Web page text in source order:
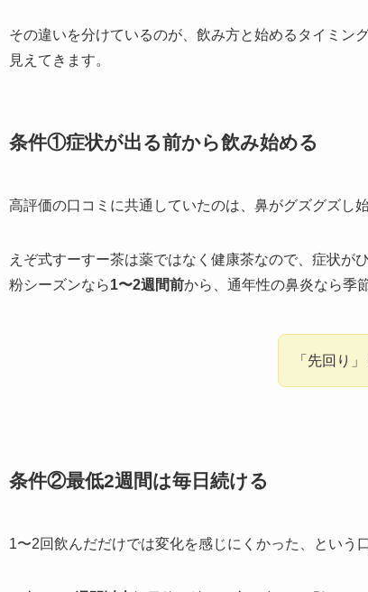
その違いを分けているのが、飲み方と始めるタイミン
見えてきます。
条件①症状が出る前から飲み始める
高評価の口コミに共通していたのは、鼻がグズグズし
えぞ式すーすー茶は薬ではなく健康茶なので、症状が
粉シーズンなら1〜2週間前から、通年性の鼻炎なら季
「先回り
条件②最低2週間は毎日続ける
1〜2回飲んだだけでは変化を感じにくかった、という